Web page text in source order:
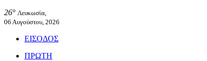
26° Λευκωσία,
06 Αυγούστου, 2026
ΕΙΣΟΔΟΣ
ΠΡΩΤΗ